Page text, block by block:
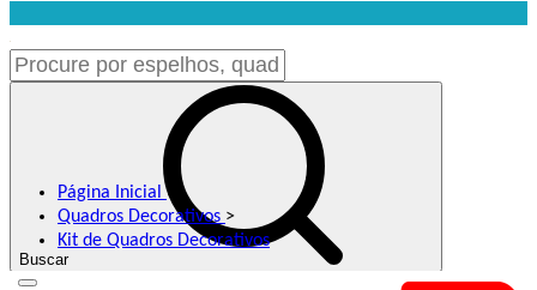
Buscar
Página Inicial>
Quadros Decorativos >
Kit de Quadros Decorativos